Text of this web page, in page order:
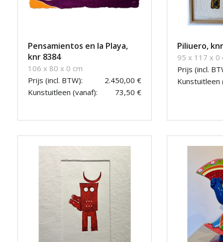
Pensamientos en la Playa,
knr 8384
106 x 80 x 0 cm
Prijs (incl. BTW):
2.450,00 €
Kunstuitleen (vanaf):
73,50 €
Piliuero,
95 x 117 x 0
Prijs (incl.
Kunstuitleen